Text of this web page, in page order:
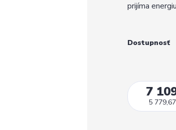
prijíma
Dostupnosť
7
5